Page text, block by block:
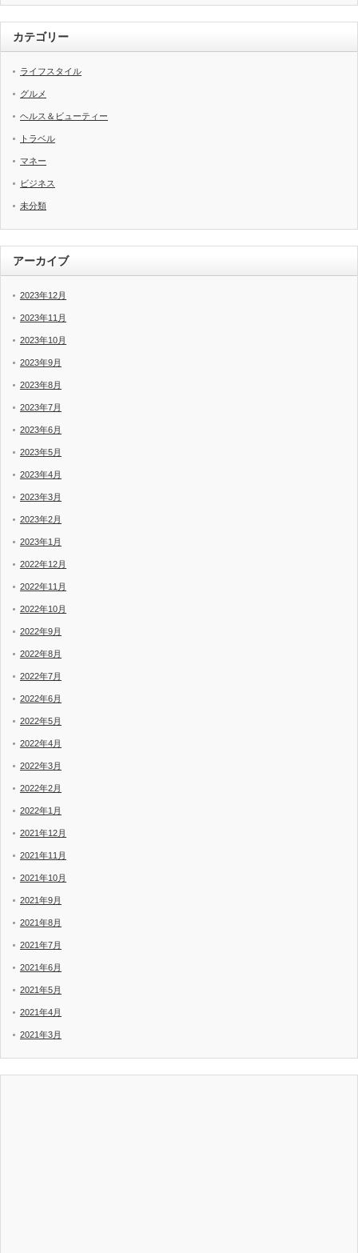
カテゴリー
ライフスタイル
グルメ
ヘルス＆ビューティー
トラベル
マネー
ビジネス
未分類
アーカイブ
2023年12月
2023年11月
2023年10月
2023年9月
2023年8月
2023年7月
2023年6月
2023年5月
2023年4月
2023年3月
2023年2月
2023年1月
2022年12月
2022年11月
2022年10月
2022年9月
2022年8月
2022年7月
2022年6月
2022年5月
2022年4月
2022年3月
2022年2月
2022年1月
2021年12月
2021年11月
2021年10月
2021年9月
2021年8月
2021年7月
2021年6月
2021年5月
2021年4月
2021年3月